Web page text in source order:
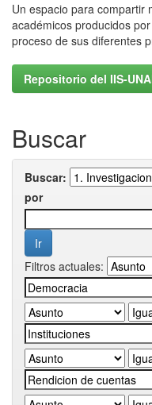
Un espacio para compartir
académicos producidos
proceso de sus diferentes
Repositorio del IIS-
Buscar
Buscar:
por
Filtros actuales: